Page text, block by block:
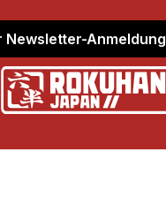
Newsletter-Anmeldung